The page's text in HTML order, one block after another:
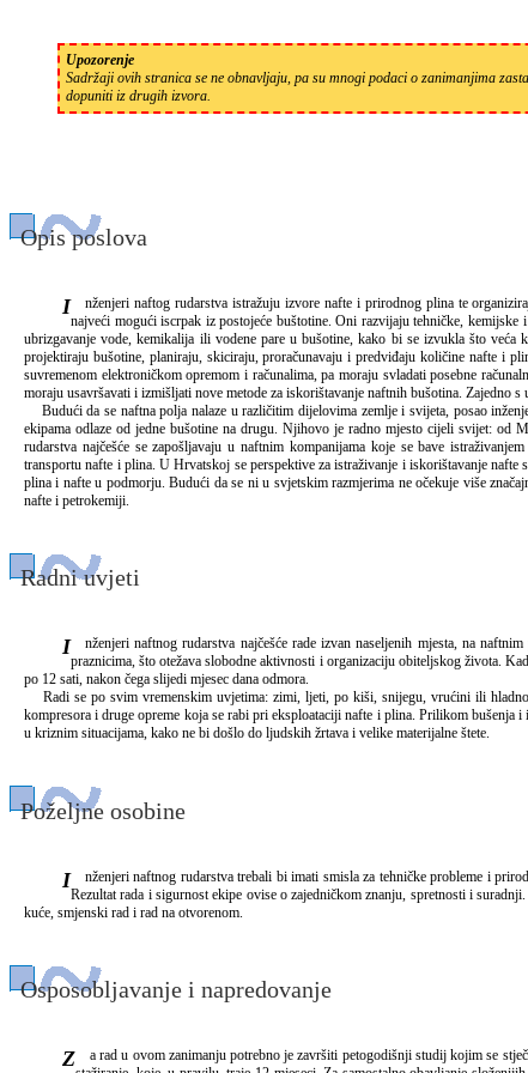
Upozorenje
Sadržaji ovih stranica se ne obnavljaju, pa su mnogi podaci o zanimanjima
dopuniti iz drugih izvora.
Opis poslova
Inženjeri naftog rudarstva istražuju izvore nafte i prirodnog plina te organiziraju njihovu proizvodnju. Kad je otkriveno ležište nafte ili prirodnog plina, naftni inženjeri rade na tomu da postignu
najveći mogući iscrpak iz postojeće buštotine. Oni razvijaju tehničke,
ubrizgavanje vode, kemikalija ili vodene pare u bušotine, kako bi se izvukla što
projektiraju bušotine, planiraju, skiciraju, proračunavaju i predviđaju količine nafte i
suvremenom elektroničkom opremom i računalima, pa moraju svladati posebne
moraju usavršavati i izmišljati nove metode za iskorištavanje naftnih bušotina. Zajedno
Budući da se naftna polja nalaze u različitim dijelovima zemlje i svijeta, posao
ekipama odlaze od jedne bušotine na drugu. Njihovo je radno mjesto cijeli svijet: od
rudarstva najčešće se zapošljavaju u naftnim kompanijama koje se bave
transportu nafte i plina. U Hrvatskoj se perspektive za istraživanje i iskorištavanje
plina i nafte u podmorju. Budući da se ni u svjetskim razmjerima ne očekuje više
nafte i petrokemiji.
Radni uvjeti
Inženjeri naftnog rudarstva najčešće rade izvan naseljenih mjesta, na naftnim poljima i bušotinama, do kojih se putuje posebno izgrađenim cestama. Radi se u smjenama u različitim ciklusima, od po 8 ili 12 sati. Radi se i danju i noću, vrlo često i nedjeljama i
praznicima, što otežava slobodne aktivnosti i organizaciju obiteljskog života.
po 12 sati, nakon čega slijedi mjesec dana odmora.
Radi se po svim vremenskim uvjetima: zimi, ljeti, po kiši, snijegu, vrućini ili
kompresora i druge opreme koja se rabi pri eksploataciji nafte i plina. Prilikom bušenja
u kriznim situacijama, kako ne bi došlo do ljudskih žrtava i velike materijalne štete.
Poželjne osobine
Inženjeri naftnog rudarstva trebali bi imati smisla za tehničke probleme i prirodne znanosti. Poželjno je da budu emocionalno stabilni, spremni rješavati probleme, donositi odluke i preuzeti odgovornost u kriznim situacijama. Uz to moraju biti spremni na timski rad.
Rezultat rada i sigurnost ekipe ovise o zajedničkom znanju, spretnosti i
kuće, smjenski rad i rad na otvorenom.
Osposobljavanje i napredovanje
Za rad u ovom zanimanju potrebno je završiti petogodišnji studij kojim se stječe zvanje diplomiranog inženjera naftnog rudarstva. U Hrvatskoj se može studirati na Rudarsko-geološko-naftnom fakultetu u Zagrebu. Nakon završenog studija treba završiti pripravničko